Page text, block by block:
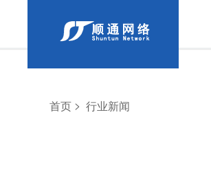
首页 > 行业新闻